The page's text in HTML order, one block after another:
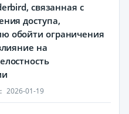
связанная с
доступа,
обойти ограничения
на
2026-01-19